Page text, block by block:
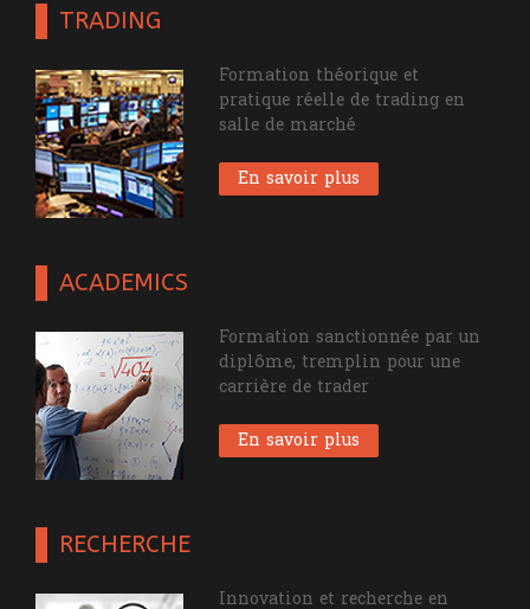
TRADING
Formation théorique et
pratique réelle de trading en
salle de marché
En savoir plus
ACADEMICS
Formation sanctionnée par un
diplôme, tremplin pour une
carrière de trader
En savoir plus
RECHERCHE
Innovation et recherche en